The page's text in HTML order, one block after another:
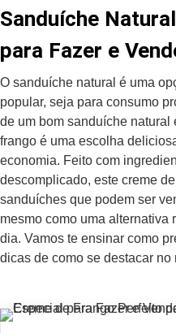
Sanduíche
para Fazer e
O sanduíche natural é uma
popular, seja para consumo
de um bom sanduíche natural
frango é uma escolha
economia. Feito com
descomplicado, este creme
sanduíches que podem ser
mesmo como uma alternativa
dia. Vamos te ensinar como
dicas de como se destacar no